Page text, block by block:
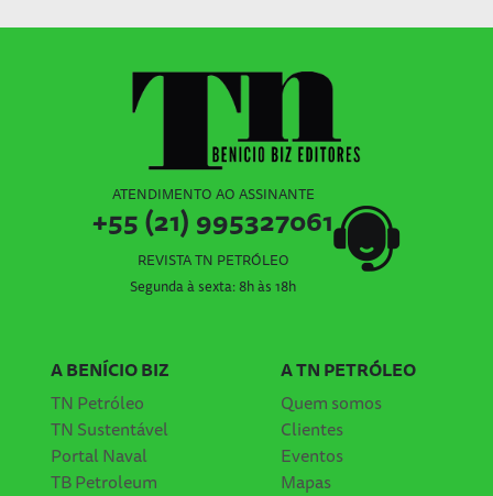
ATENDIMENTO AO ASSINANTE
+55 (21) 995327061
REVISTA TN PETRÓLEO
Segunda à sexta: 8h às 18h
A BENÍCIO BIZ
TN Petróleo
TN Sustentável
Portal Naval
TB Petroleum
A TN PETRÓLEO
Quem somos
Clientes
Eventos
Mapas